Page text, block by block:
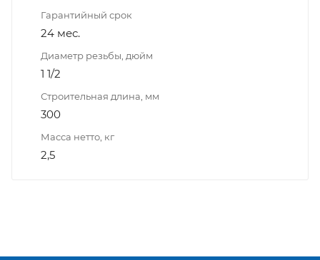
Гарантийный срок
24 мес.
Диаметр резьбы, дюйм
1 1/2
Строительная длина, мм
300
Масса нетто, кг
2,5